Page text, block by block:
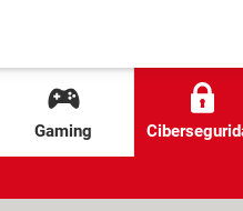
Gaming